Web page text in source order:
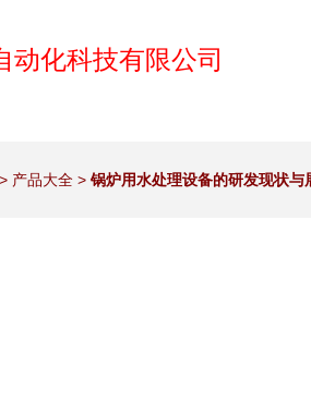
动化科技有限公司
> 产品大全 > 锅炉用水处理设备的研发现状与